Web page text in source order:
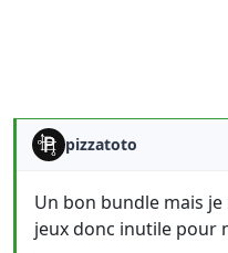
pizzatoto
Un bon bundle mais
jeux donc inutile pour